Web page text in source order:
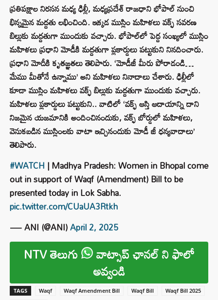
ప్రతిపక్షాల నిరసన మధ్య ఢిల్లీ, మధ్యప్రదేశ్ రాజధాని భోపాల్ నుంచి
భిన్నమైన మద్దతు లభించింది. ఇక్కడ ముస్లిం మహిళలు వక్ఫ్ సవరణ
బిల్లుకు మద్దతుగా ముందుకు వచ్చారు. భోపాల్‌లో పెద్ద సంఖ్యలో ముస్లిం
మహిళలు ప్రధాని మోడీకి మద్దతుగా ప్లకార్డులు పట్టుకుని నినదించారు.
ప్రధాని మోదీకి కృతజ్ఞతలు తెలిపారు. ‘మోడీజీ మీరు పోరాడండి…
మేము మీతోనే ఉన్నాము’ అని మహిళలు నినాదాలు చేశారు. ఢిల్లీలో
కూడా ముస్లిం మహిళలు వక్ఫ్ బిల్లుకు మద్దతుగా ముందుకు వచ్చారు.
మహిళలు ప్లకార్డులు పట్టుకుని.. వాటిలో ‘వక్ఫ్ ఆస్తి ఆదాయాన్ని దాని
నిజమైన యజమానికి అందించినందుకు, వక్ఫ్ బోర్డులో మహిళలు,
వెనుకబడిన ముస్లింలకు వాటా ఇచ్చినందుకు మోడీ జీ ధన్యవాదాలు’
తెలిపారు.
#WATCH | Madhya Pradesh: Women in Bhopal come
out in support of Waqf (Amendment) Bill to be
presented today in Lok Sabha.
pic.twitter.com/CUaUA3Rtkh
— ANI (@ANI)April 2, 2025
NTV తెలుగు వాట్సాప్ ఛానల్ ని ఫాలో
అవ్వండి
TAGS Waqf Waqf Amendment Bill Waqf Bill
Waqf Bill 2025